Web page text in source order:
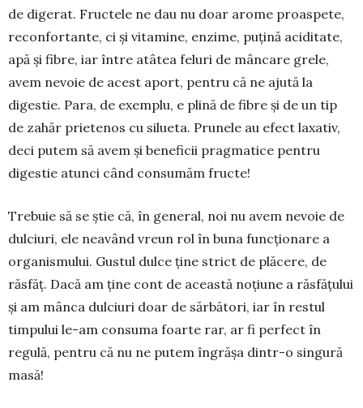
de digerat. Fruc­tele ne dau nu doar arome proaspe­te,
recon­fortante, ci și vitamine, enzime, puțină aci­ditate,
apă și fibre, iar între atâtea feluri de mâncare grele,
avem nevoie de acest aport, pen­tru că ne ajută la
digestie. Para, de exemplu, e plină de fibre și de un tip
de zahăr prietenos cu silueta. Prunele au efect laxativ,
deci putem să avem și be­ne­ficii pragmatice pentru
digestie atunci când consumăm fructe!
Trebuie să se știe că, în general, noi nu avem nevoie de
dulciuri, ele neavând vreun rol în buna funcționare a
organismului. Gustul dulce ține strict de plăcere, de
răsfăț. Dacă am ține cont de această noțiune a răsfățului
și am mânca dulciuri doar de sărbători, iar în restul
timpului le-am consuma foarte rar, ar fi perfect în
regulă, pentru că nu ne putem îngrășa dintr-o singură
masă!